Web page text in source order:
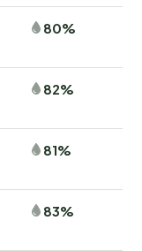
80%
82%
81%
83%